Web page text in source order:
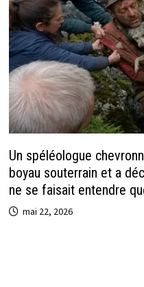
Un spéléologue
boyau souterrain et a
ne se faisait entendre
mai 22, 2026